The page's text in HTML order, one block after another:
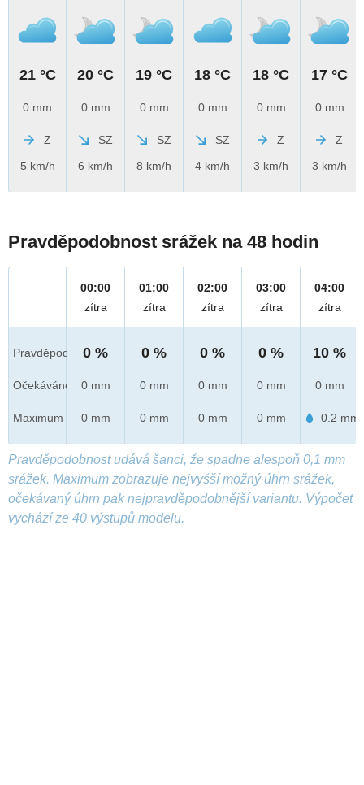
21 °C
0 mm
Z
5 km/h
20 °C
0 mm
SZ
6 km/h
19 °C
0 mm
SZ
8 km/h
18 °C
0 mm
SZ
4 km/h
18 °C
0 mm
Z
3 km/h
17 °C
0 mm
Z
3 km/h
Pravděpodobnost srážek na 48 hodin
Pravděpod.
Očekáváno
Maximum
00:00
zítra
0 %
0 mm
0 mm
01:00
zítra
0 %
0 mm
0 mm
02:00
zítra
0 %
0 mm
0 mm
03:00
zítra
0 %
0 mm
0 mm
04:00
zítra
10 %
0 mm
0.2 mm
Pravděpodobnost udává šanci, že spadne alespoň 0,1 mm
srážek. Maximum zobrazuje nejvyšší možný úhrn srážek,
očekávaný úhrn pak nejpravděpodobnější variantu. Výpočet
vychází ze 40 výstupů modelu.